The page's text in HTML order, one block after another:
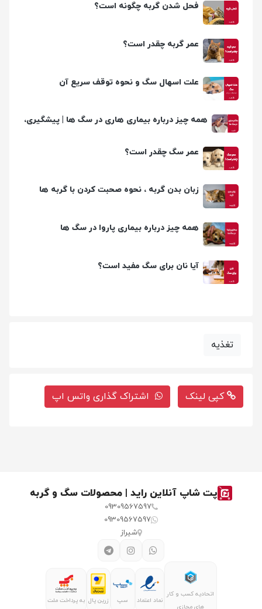
فحل شدن گربه چگونه است؟
عمر گربه چقدر است؟
علت اسهال سگ و نحوه توقف سریع آن
همه چیز درباره بیماری هاری در سگ ها | پیشگیری،
عمر سگ چقدر است؟
زبان بدن گربه ، نحوه صحبت کردن با گربه ها
همه چیز درباره بیماری پاروا در سگ ها
آیا نان برای سگ مفید است؟
تغذیه
کپی لینک اشتراک گذاری واتس اپ
پت شاپ آنلاین راید | محصولات سگ و گربه
09309567597
09309567597
شیراز
اتحادیه کسب و کار
های مجازی
نماد اعتماد سپ زرین پال به پرداخت ملت